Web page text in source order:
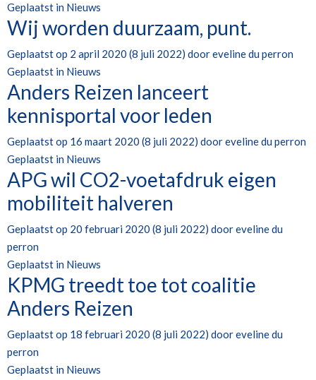
Geplaatst in Nieuws
Wij worden duurzaam, punt.
Geplaatst op 2 april 2020 (8 juli 2022) dooreveline du perron
Geplaatst in Nieuws
Anders Reizen lanceert
kennisportal voor leden
Geplaatst op 16 maart 2020 (8 juli 2022) dooreveline du perron
Geplaatst in Nieuws
APG wil CO2-voetafdruk eigen
mobiliteit halveren
Geplaatst op 20 februari 2020 (8 juli 2022) dooreveline du
perron
Geplaatst in Nieuws
KPMG treedt toe tot coalitie
Anders Reizen
Geplaatst op 18 februari 2020 (8 juli 2022) dooreveline du
perron
Geplaatst in Nieuws